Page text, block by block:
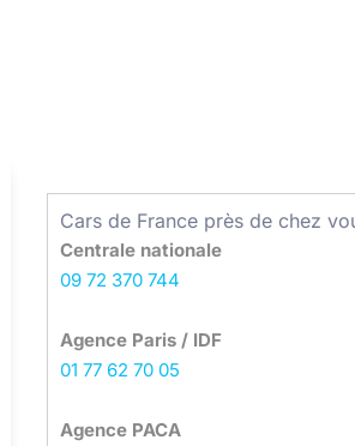
Cars de France près de chez
Centrale nationale
09 72 370 744
Agence Paris / IDF
01 77 62 70 05
Agence PACA